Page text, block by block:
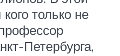
только не
Петербурга,